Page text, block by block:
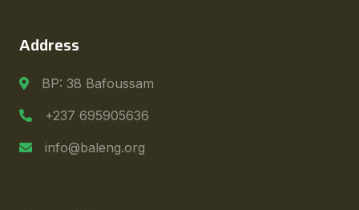
Address
BP: 38 Bafoussam
+237 695905636
info@baleng.org